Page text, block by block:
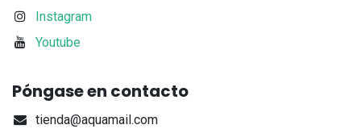
Instagram
Youtube
Póngase en contacto
tienda@aquamail.com